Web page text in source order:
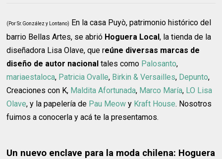
(Por Sr.González y Lontano) En la casa Puyò, patrimonio histórico del
barrio Bellas Artes, se abrió Hoguera Local, la tienda de la
diseñadora Lisa Olave, que reúne diversas marcas de
diseño de autor nacional tales como Palosanto,
mariaestaloca, Patricia Ovalle, Birkin & Versailles, Depunto,
Creaciones con K, Maldita Afortunada, Marco María, LO Lisa
Olave, y la papelería de Pau Meow y Kraft House. Nosotros
fuimos a conocerla y acá te la presentamos.
Un nuevo enclave para la moda chilena: Hoguera